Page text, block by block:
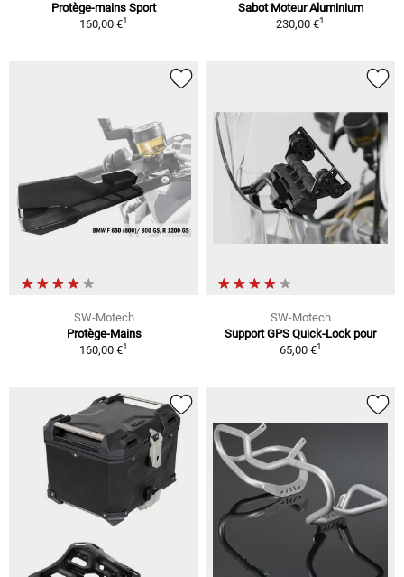
Protège-mains Sport
160,00 €1
Sabot Moteur Aluminium
230,00 €1
SW-Motech
Protège-Mains
160,00 €1
SW-Motech
Support GPS Quick-Lock pour
65,00 €1